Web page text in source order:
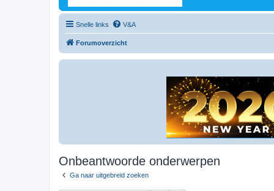
Snelle links V&A
Forumoverzicht
Onbeantwoorde onderwerpen
Ga naar uitgebreid zoeken